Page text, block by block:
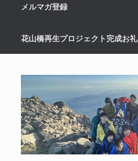
メルマガ登録
花山橋再生プロジェクト完成お礼